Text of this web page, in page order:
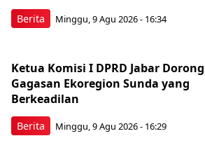
Berita Minggu, 9 Agu 2026 - 16:34
Berita
Ketua Komisi I DPRD Jabar Dorong
Gagasan Ekoregion Sunda yang
Berkeadilan
Minggu, 9 Agu 2026 - 16:29